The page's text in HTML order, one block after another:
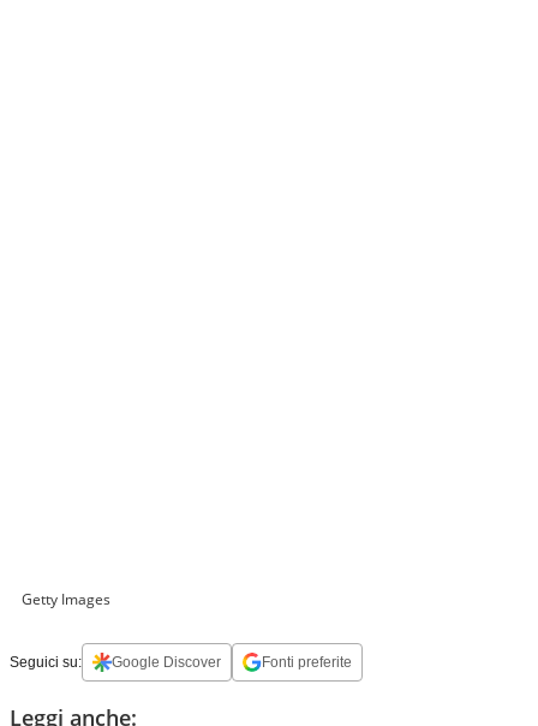
Getty Images
Seguici su: Google Discover Fonti preferite
Leggi anche: